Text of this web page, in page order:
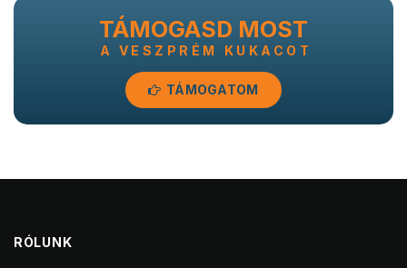
TÁMOGASD MOST
A VESZPRÉM KUKACOT
TÁMOGATOM
RÓLUNK